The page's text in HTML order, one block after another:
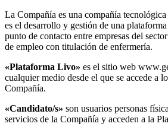
La Compañía es una compañía
es el desarrollo y gestión de una
punto de contacto entre empresas del
de empleo con titulación de enfermería.
«Plataforma Livo» es el sitio web
cualquier medio desde el que se accede a
Compañía.
«Candidato/s» son usuarios personas
servicios de la Compañía y acceden a la